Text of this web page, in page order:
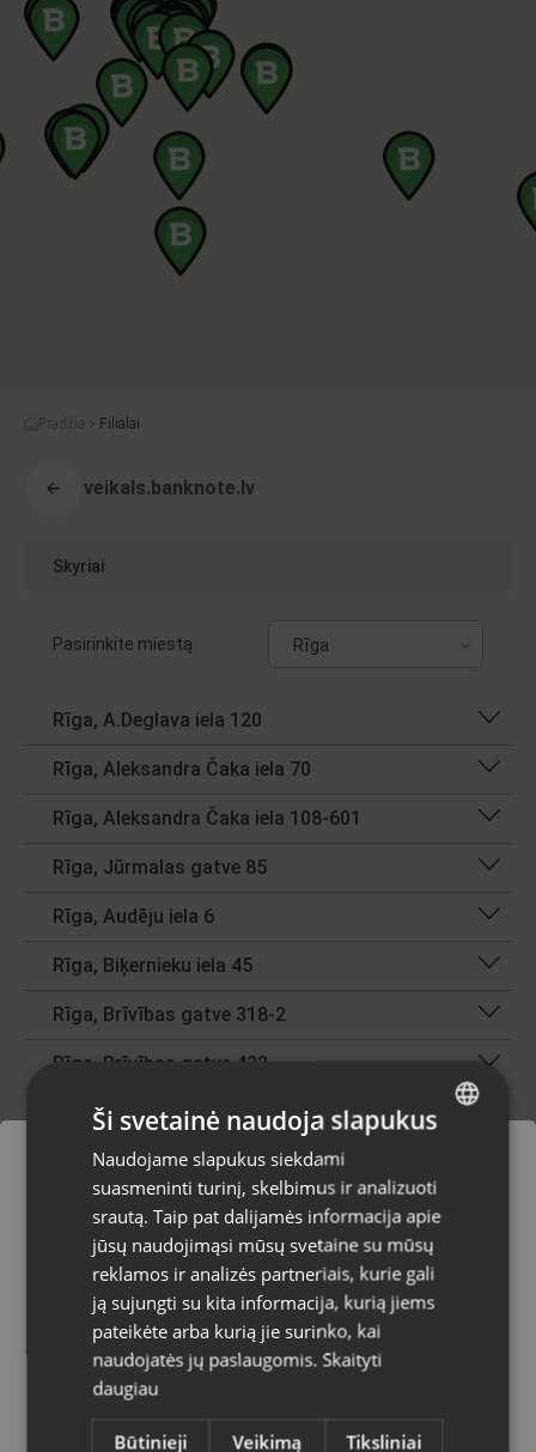
Pradžia Filialai
veikals.banknote.lv
Skyriai
Pasirinkite miestą Rīga
Rīga, A.Deglava iela 120
Rīga, Aleksandra Čaka iela 70
Rīga, Aleksandra Čaka iela 108-601
Rīga, Jūrmalas gatve 85
Rīga, Audēju iela 6
Rīga, Biķernieku iela 45
Rīga, Brīvības gatve 318-2
Rīga, Brīvības gatve 432
Rīga, Brīvības iela 90
Rīga, Centrāltirgus iela 3
Rīga, Čiekurkalna 2.līnija 30
Rīga, Dižozolu iela 11
Rīga, Dzelzavas iela 53
Rīga, Dzirciema iela 84a
Rīga, Dzirnavu iela 119 - 58
Užsakymai bus pristatyti į
pasirinktą šalį
Svetainės turinys bus rodomas jūsų
pasirinkta kalba
Šalis
RUSSIAN
LITHUANIAN
Ši svetainė naudoja slapukus
Naudojame slapukus siekdami
suasmeninti turinį, skelbimus ir analizuoti
srautą. Taip pat dalijamės informacija apie
jūsų naudojimąsi mūsų svetaine su mūsų
reklamos ir analizės partneriais, kurie gali
ją sujungti su kita informacija, kurią jiems
pateikėte arba kurią jie surinko, kai
naudojatės jų paslaugomis. Skaityti
daugiau
Būtinieji
Veikimą
Tiksliniai